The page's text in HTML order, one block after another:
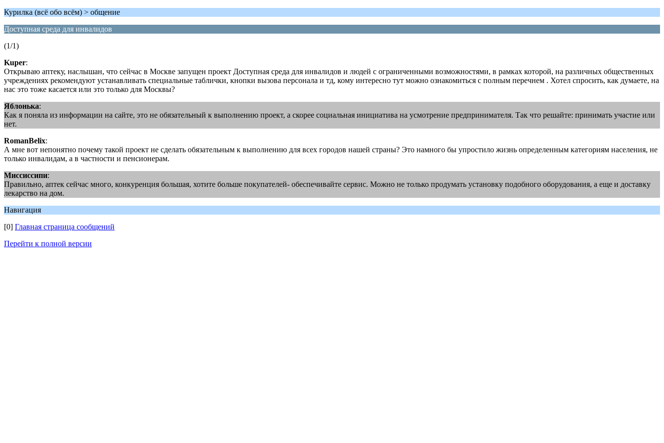
Курилка (всё обо всём) > общение
Доступная среда для инвалидов
(1/1)
Kuper:
Открываю аптеку, наслышан, что сейчас в Москве запущен проект Доступная среда для инвалидов и людей с ограниченными возможностями, в рамках которой, на различных общественных
учреждениях рекомендуют устанавливать специальные таблички, кнопки вызова персонала и тд, кому интересно тут можно ознакомиться с полным перечнем . Хотел спросить, как думаете, на
нас это тоже касается или это только для Москвы?
Яблонька:
Как я поняла из информации на сайте, это не обязательный к выполнению проект, а скорее социальная инициатива на усмотрение предпринимателя. Так что решайте: принимать участие или
нет.
RomanBelix:
А мне вот непонятно почему такой проект не сделать обязательным к выполнению для всех городов нашей страны? Это намного бы упростило жизнь определенным категориям населения, не
только инвалидам, а в частности и пенсионерам.
Миссиссипи:
Правильно, аптек сейчас много, конкуренция большая, хотите больше покупателей- обеспечивайте сервис. Можно не только продумать установку подобного оборудования, а еще и доставку
лекарство на дом.
Навигация
[0] Главная страница сообщений
Перейти к полной версии